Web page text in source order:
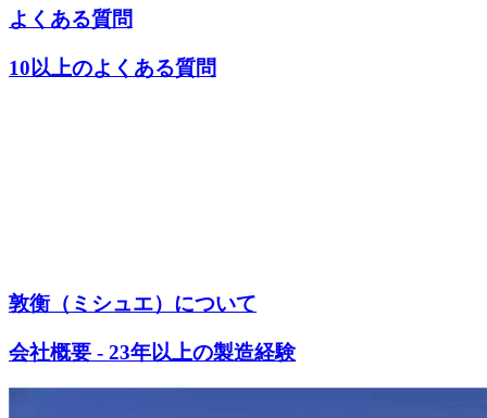
よくある質問
10以上のよくある質問
敦衡（ミシュエ）について
会社概要 - 23年以上の製造経験